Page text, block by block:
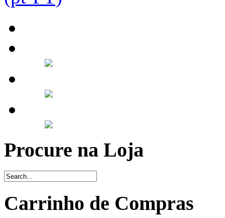
Procure na Loja
Carrinho de Compras